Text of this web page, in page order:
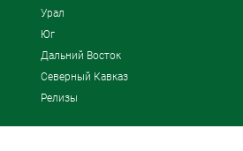
Урал
Юг
Дальний Восток
Северный Кавказ
Релизы